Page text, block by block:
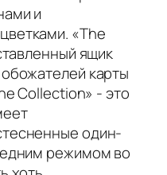
и
«The
ящик
карты
Collection» - это
один-
режимом во